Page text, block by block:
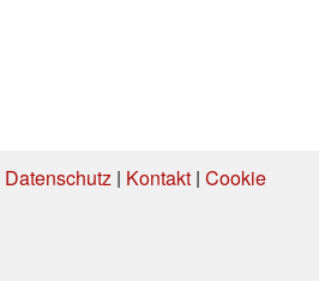
Datenschutz| Kontakt| Cookie